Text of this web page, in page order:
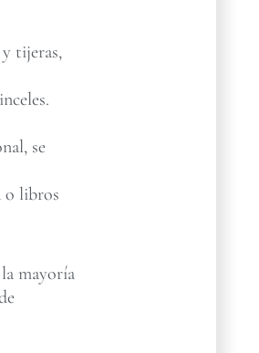
tijeras,
se
o libros
mayoría